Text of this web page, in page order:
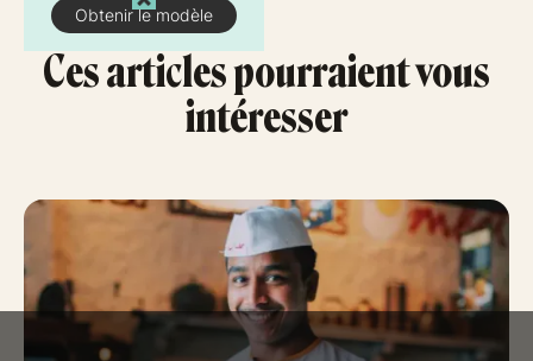
Obtenir le modèle
Ces articles pourraient vous
intéresser